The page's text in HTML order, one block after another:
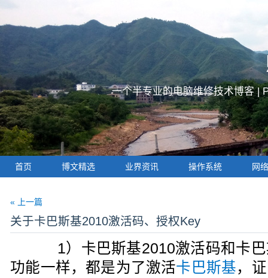
一个半专业的电脑维修技术博客 |
首页 博文精选 业界资讯 操作系统 网
« 上一篇
关于卡巴斯基2010激活码、授权Key
1）卡巴斯基2010激活码和卡巴
功能一样，都是为了激活卡巴斯基，